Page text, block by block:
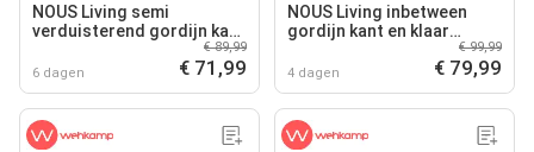
NOUS Living semi
verduisterend gordijn kant
en klaar (per stuk) (150 x
290 cm)
6 dagen
€ 89,99
€ 71,99
NOUS Living inbetween
gordijn kant en klaar
Buenos Aires (per stuk)
(300 x 315 cm)
4 dagen
€ 99,99
€ 79,99